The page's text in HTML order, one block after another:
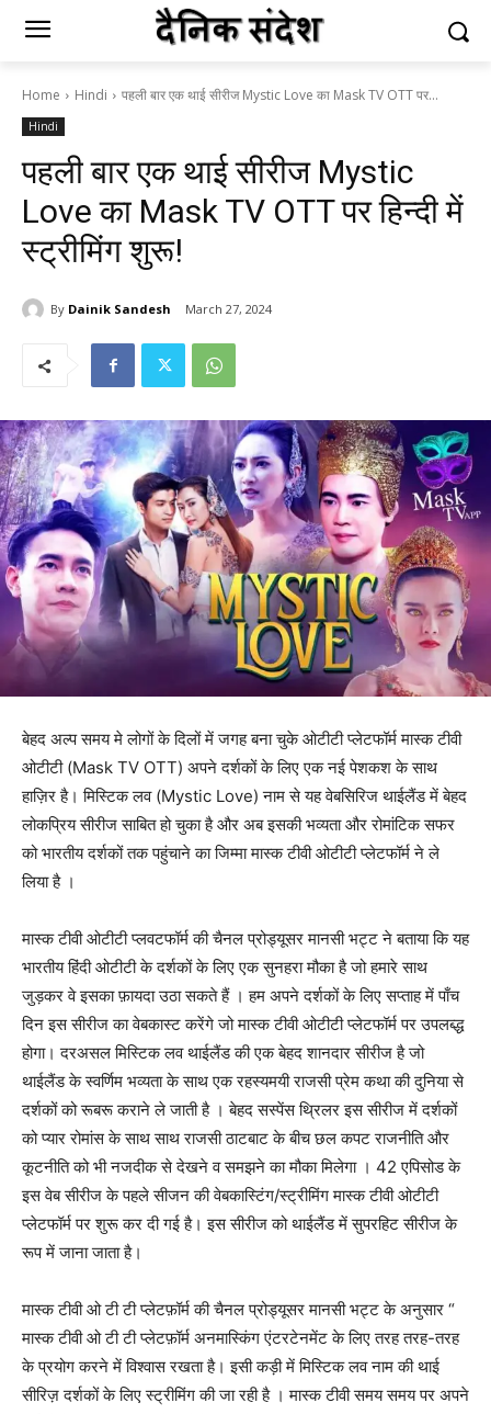
Home Hindi पहली बार एक थाई सीरीज Mystic Love का Mask TV OTT पर...
Hindi
पहली बार एक थाई सीरीज Mystic
Love का Mask TV OTT पर हिन्दी में
स्ट्रीमिंग शुरू!
By Dainik Sandesh March 27, 2024
बेहद अल्प समय मे लोगों के दिलों में जगह बना चुके ओटीटी प्लेटफॉर्म मास्क टीवी
ओटीटी (Mask TV OTT) अपने दर्शकों के लिए एक नई पेशकश के साथ
हाज़िर है। मिस्टिक लव (Mystic Love) नाम से यह वेबसिरिज थाईलैंड में बेहद
लोकप्रिय सीरीज साबित हो चुका है और अब इसकी भव्यता और रोमांटिक सफर
को भारतीय दर्शकों तक पहुंचाने का जिम्मा मास्क टीवी ओटीटी प्लेटफॉर्म ने ले
लिया है ।
मास्क टीवी ओटीटी प्लवटफॉर्म की चैनल प्रोड्यूसर मानसी भट्ट ने बताया कि यह
भारतीय हिंदी ओटीटी के दर्शकों के लिए एक सुनहरा मौका है जो हमारे साथ
जुड़कर वे इसका फ़ायदा उठा सकते हैं । हम अपने दर्शकों के लिए सप्ताह में पाँच
दिन इस सीरीज का वेबकास्ट करेंगे जो मास्क टीवी ओटीटी प्लेटफॉर्म पर उपलब्द्ध
होगा। दरअसल मिस्टिक लव थाईलैंड की एक बेहद शानदार सीरीज है जो
थाईलैंड के स्वर्णिम भव्यता के साथ एक रहस्यमयी राजसी प्रेम कथा की दुनिया से
दर्शकों को रूबरू कराने ले जाती है । बेहद सस्पेंस थ्रिलर इस सीरीज में दर्शकों
को प्यार रोमांस के साथ साथ राजसी ठाटबाट के बीच छल कपट राजनीति और
कूटनीति को भी नजदीक से देखने व समझने का मौका मिलेगा । 42 एपिसोड के
इस वेब सीरीज के पहले सीजन की वेबकास्टिंग/स्ट्रीमिंग मास्क टीवी ओटीटी
प्लेटफॉर्म पर शुरू कर दी गई है। इस सीरीज को थाईलैंड में सुपरहिट सीरीज के
रूप में जाना जाता है।
मास्क टीवी ओ टी टी प्लेटफ़ॉर्म की चैनल प्रोड्यूसर मानसी भट्ट के अनुसार “
मास्क टीवी ओ टी टी प्लेटफ़ॉर्म अनमास्किंग एंटरटेनमेंट के लिए तरह तरह-तरह
के प्रयोग करने में विश्वास रखता है। इसी कड़ी में मिस्टिक लव नाम की थाई
सीरिज़ दर्शकों के लिए स्ट्रीमिंग की जा रही है । मास्क टीवी समय समय पर अपने